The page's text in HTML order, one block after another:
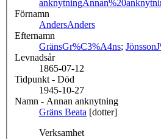
anknytning
Förnamn
AndersAnders
Efternamn
GränsGr%C3%A4ns; Jönsson
Levnadsår
1865-07-12
Tidpunkt - Död
1945-10-27
Namn - Annan anknytning
Gräns Beata [dotter]
Verksamhet